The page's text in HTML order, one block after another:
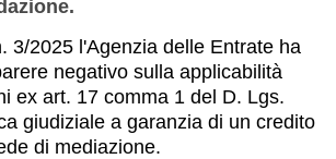
3/2025 l'Agenzia delle Entrate ha
negativo sulla applicabilità
ex art. 17 comma 1 del D. Lgs.
giudiziale a garanzia di un credito
di mediazione.